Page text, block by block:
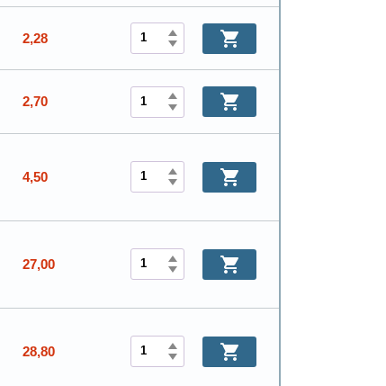
2,28
2,70
4,50
27,00
28,80